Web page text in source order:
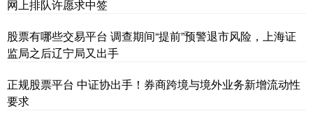
网上排队许愿求中签
股票有哪些交易平台 调查期间“提前”预警退市风险，上海证
监局之后辽宁局又出手
正规股票平台 中证协出手！券商跨境与境外业务新增流动性
要求